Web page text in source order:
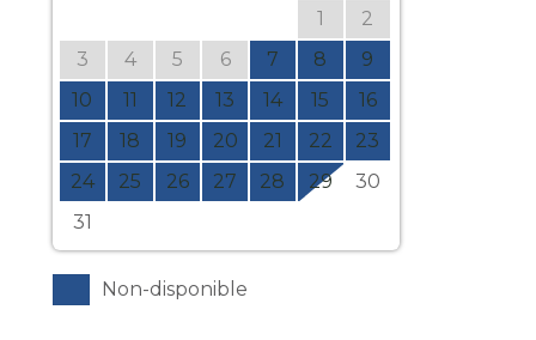
1
2
3
4 5 6 7 8
9
10
11 12 13 14 15
16
17
18 19 20 21 22
23
24
25 26 27 28 29
30
31
Non-disponible